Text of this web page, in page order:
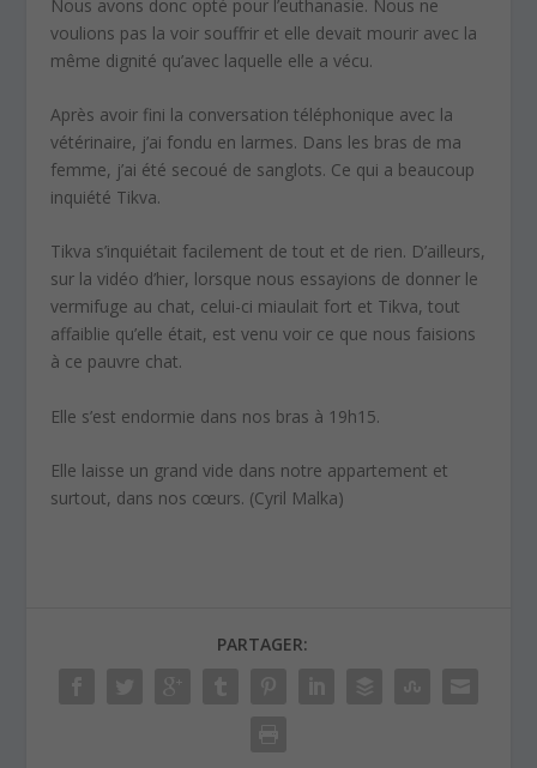
Nous avons donc opté pour l’euthanasie. Nous ne
voulions pas la voir souffrir et elle devait mourir avec la
même dignité qu’avec laquelle elle a vécu.
Après avoir fini la conversation téléphonique avec la
vétérinaire, j’ai fondu en larmes. Dans les bras de ma
femme, j’ai été secoué de sanglots. Ce qui a beaucoup
inquiété Tikva.
Tikva s’inquiétait facilement de tout et de rien. D’ailleurs,
sur la vidéo d’hier, lorsque nous essayions de donner le
vermifuge au chat, celui-ci miaulait fort et Tikva, tout
affaiblie qu’elle était, est venu voir ce que nous faisions
à ce pauvre chat.
Elle s’est endormie dans nos bras à 19h15.
Elle laisse un grand vide dans notre appartement et
surtout, dans nos cœurs. (Cyril Malka)
PARTAGER: